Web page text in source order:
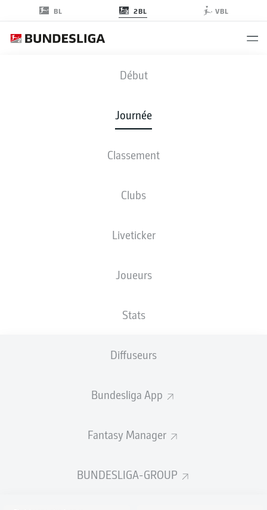
BL 2BL VBL
Début
Journée
Classement
Clubs
Liveticker
Joueurs
Stats
Diffuseurs
Bundesliga App
Fantasy Manager
BUNDESLIGA-GROUP
BSC - DSC
COMPOSITIONS STATISTIQUES
Les compositions seront annoncées